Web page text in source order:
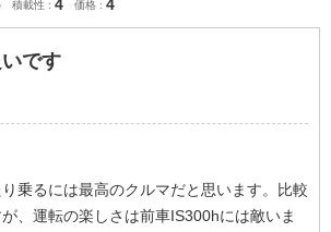
積載性 4 価格 4
です
乗るには最高のクルマだと思います。比較
、運転の楽しさは前車IS300hには敵いま